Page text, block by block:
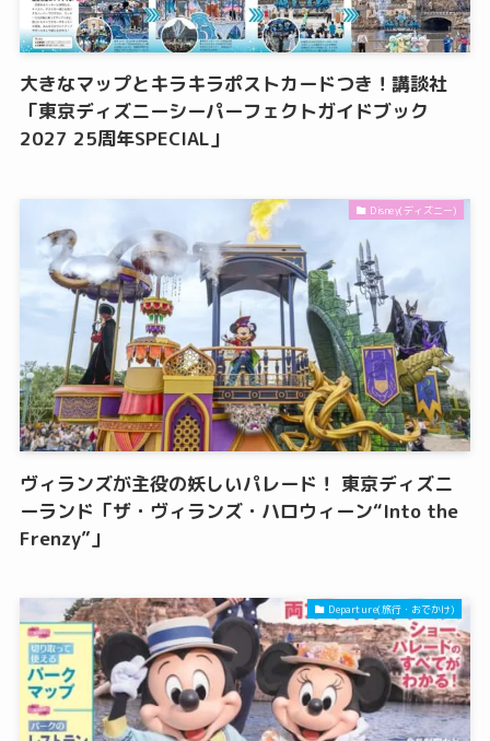
大きなマップとキラキラポストカードつき！講談社
「東京ディズニーシーパーフェクトガイドブック
2027 25周年SPECIAL」
Disney(ディズニー)
ヴィランズが主役の妖しいパレード！ 東京ディズニ
ーランド「ザ・ヴィランズ・ハロウィーン“Into the
Frenzy”」
Departure(旅行・おでかけ)